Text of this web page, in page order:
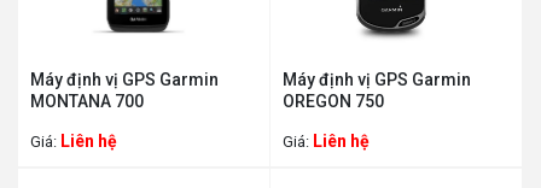
Máy định vị GPS Garmin
MONTANA 700
Giá: Liên hệ
Máy định vị GPS Garmin
OREGON 750
Giá: Liên hệ